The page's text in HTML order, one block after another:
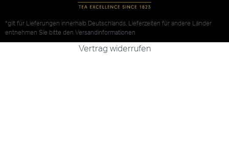
*gilt für Lieferungen innerhalb Deutschlands, Lieferzeiten für andere Länder
entnehmen Sie bitte den Versandinformationen
Vertrag widerrufen